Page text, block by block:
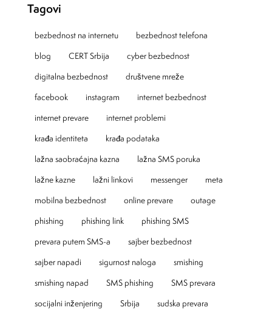
Tagovi
bezbednost na internetu
bezbednost telefona
blog
CERT Srbija
cyber bezbednost
digitalna bezbednost
društvene mreže
facebook
instagram
internet bezbednost
internet prevare
internet problemi
krađa identiteta
krađa podataka
lažna saobraćajna kazna
lažna SMS poruka
lažne kazne
lažni linkovi messenger
meta
mobilna bezbednost
online prevare
outage
phishing
phishing link
phishing SMS
prevara putem SMS-a
sajber bezbednost
sajber napadi
sigurnost naloga
smishing
smishing napad
SMS phishing
SMS prevara
socijalni inženjering
Srbija
sudska prevara